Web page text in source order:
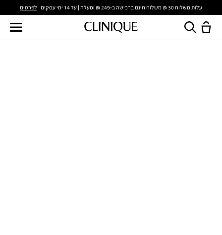
עלות משלוח 30 ₪ משלוח חינם ברכישה ב-249 ₪ ומעלה | עד 14 ימי עסקים לפרטים